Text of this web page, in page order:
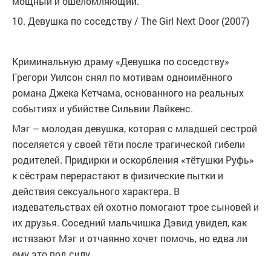
10. Девушка по соседству / The Girl Next Door (2007)
Криминальную драму «Девушка по соседству»
Грегори Уилсон снял по мотивам одноимённого
романа Джека Кетчама, основанного на реальных
событиях и убийстве Сильвии Лайкенс.
Мэг – молодая девушка, которая с младшей сестрой
поселяется у своей тёти после трагической гибели
родителей. Придирки и оскорбления «тётушки Руфь»
к сёстрам перерастают в физические пытки и
действия сексуального характера. В
издевательствах ей охотно помогают трое сыновей и
их друзья. Соседний мальчишка Дэвид увидел, как
истязают Мэг и отчаянно хочет помочь, но едва ли